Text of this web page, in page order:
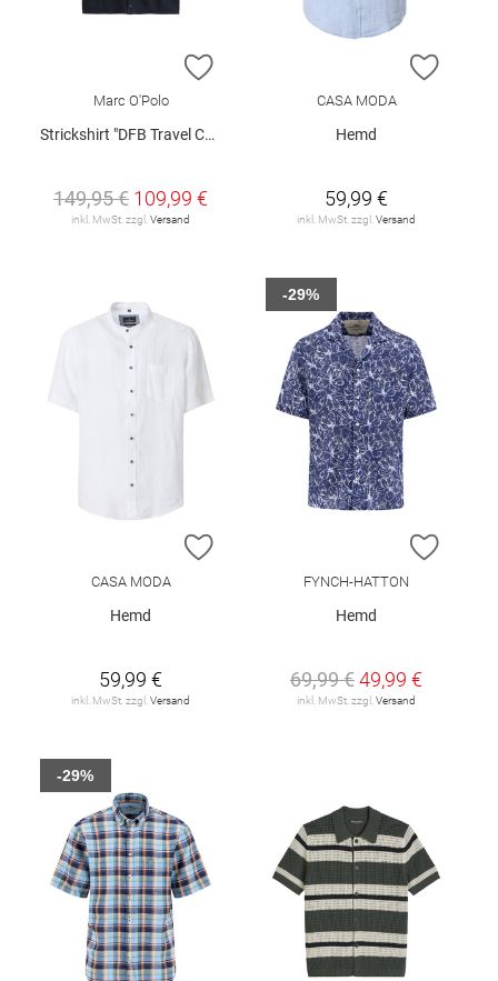
ZUR WUNSCHLISTE HINZUFÜGEN
Marc O'Polo
Strickshirt "DFB Travel Collection"
149,95 € 109,99 €
inkl. MwSt. zzgl. Versand
ZUR
CASA MODA
Hemd
59,99 €
inkl. MwSt. zzgl. Versand
ZUR WUNSCHLISTE HINZUFÜGEN
CASA MODA
Hemd
59,99 €
inkl. MwSt. zzgl. Versand
ZUR
FYNCH-HATTON
Hemd
69,99 €49,99 €
inkl. MwSt. zzgl. Versand
-29%
-29%